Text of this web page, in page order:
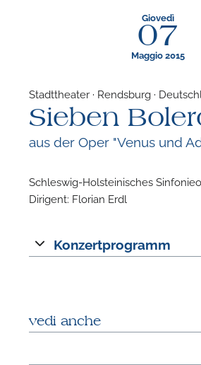
Giovedì
07
Maggio 2015
Stadttheater · Rendsburg ·
Sieben
aus der Oper "Venus und
Schleswig-Holsteinisches
Dirigent: Florian Erdl
Konzertprogramm
vedi anche